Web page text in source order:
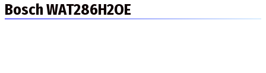
Bosch WAT286H2OE